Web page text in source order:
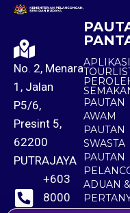
No. 2, Menara
1, Jalan
P5/6,
Presint 5,
62200
PUTRAJAYA
+603
8000
APLIKASI
PAUTAN
AWAM
PAUTAN
SWASTA
PAUTAN
ADUAN &